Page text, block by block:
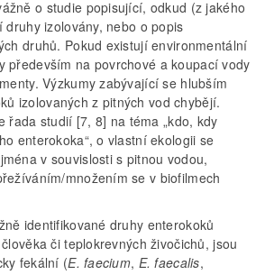
o studie popisující, odkud (z jakého
izolovány, nebo o popis
druhů. Pokud existují environmentální
především na povrchové a koupací vody
Výzkumy zabývající se hlubším
izolovaných z pitných vod chybějí.
řada studií [7, 8] na téma „kdo, kdy
enterokoka“, o vlastní ekologii se
v souvislosti s pitnou vodou,
množením se v biofilmech
identifikované druhy enterokoků
či teplokrevných živočichů, jsou
fekální (E. faecium, E. faecalis,